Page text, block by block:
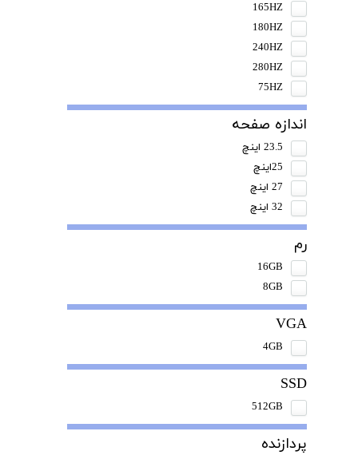
165HZ
180HZ
240HZ
280HZ
75HZ
اندازه صفحه
23.5 اینچ
25اینچ
27 اینچ
32 اینچ
رم
16GB
8GB
VGA
4GB
SSD
512GB
پردازنده